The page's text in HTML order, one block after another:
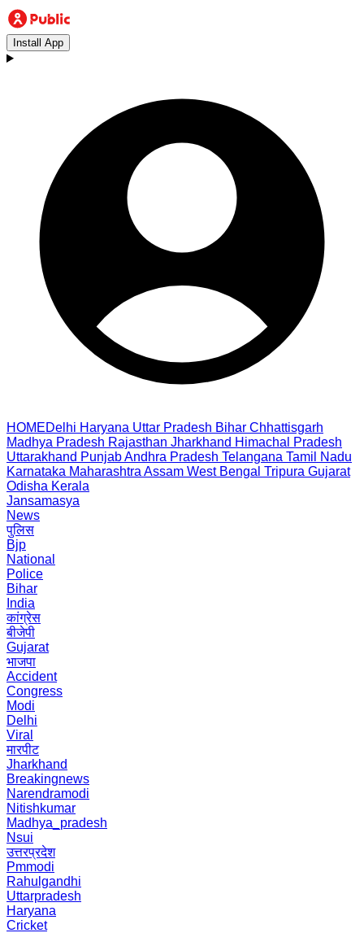
Install App
HOMEDelhi Haryana Uttar Pradesh Bihar Chhattisgarh
Madhya Pradesh Rajasthan Jharkhand Himachal Pradesh
Uttarakhand PunjabAndhra Pradesh Telangana Tamil Nadu
Karnataka Maharashtra Assam West Bengal Tripura Gujarat
Odisha Kerala
Jansamasya
News
पुलिस
Bjp
National
Police
Bihar
India
कांग्रेस
बीजेपी
Gujarat
भाजपा
Accident
Congress
Modi
Delhi
Viral
मारपीट
Jharkhand
Breakingnews
Narendramodi
Nitishkumar
Madhya_pradesh
Nsui
उत्तरप्रदेश
Pmmodi
Rahulgandhi
Uttarpradesh
Haryana
Cricket